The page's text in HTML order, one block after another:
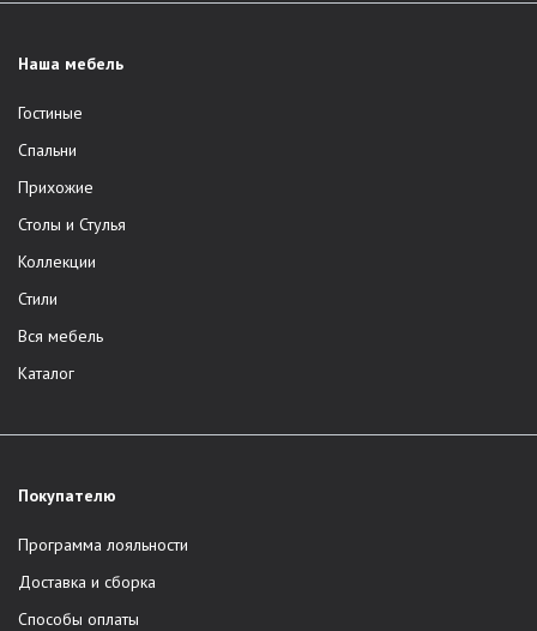
Наша мебель
Гостиные
Спальни
Прихожие
Столы и Стулья
Коллекции
Стили
Вся мебель
Каталог
Покупателю
Программа лояльности
Доставка и сборка
Способы оплаты